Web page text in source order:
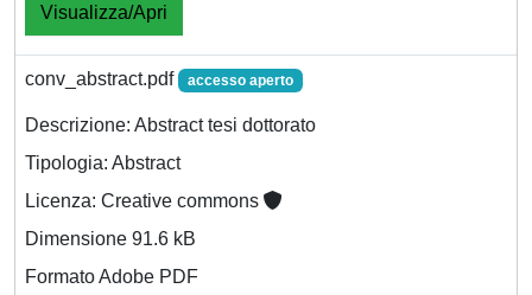
Visualizza/Apri
conv_abstract.pdf accesso aperto
Descrizione: Abstract tesi dottorato
Tipologia: Abstract
Licenza: Creative commons
Dimensione 91.6 kB
Formato Adobe PDF